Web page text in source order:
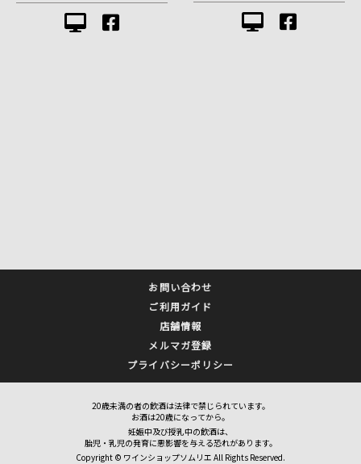
お問い合わせ
ご利用ガイド
店舗情報
メルマガ登録
プライバシーポリシー
20歳未満の者の飲酒は法律で禁じられています。
お酒は20歳になってから。
妊娠中及び授乳中の飲酒は、
胎児・乳児の発育に悪影響を与える恐れがあります。
Copyright © ワインショップソムリエ All Rights Reserved.